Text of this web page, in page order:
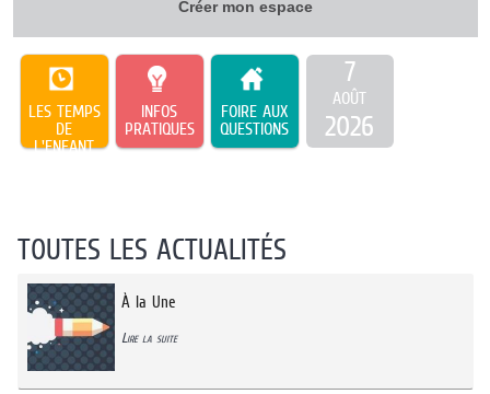
Créer mon espace
LES TEMPS
DE
L'ENFANT
INFOS
PRATIQUES
FOIRE AUX
QUESTIONS
7
AOÛT
2026
TOUTES LES ACTUALITÉS
À la Une
Lire la suite